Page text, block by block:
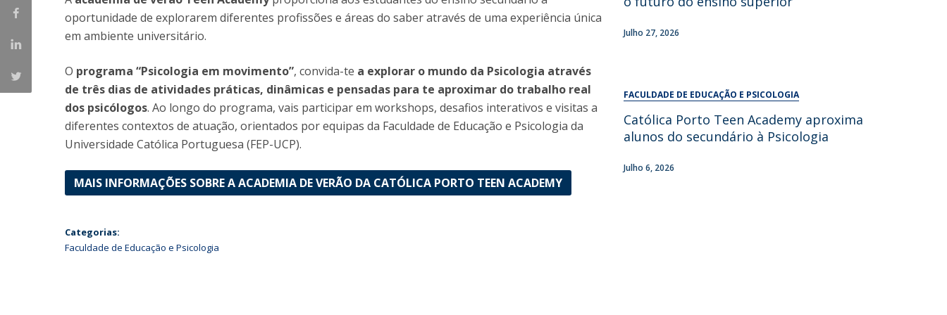
Research Centre for Human Development
Human Neurobehavioral Laboratory |
HNL
Educação
Iniciativas Nacionais
Alumni
UDIP
Segurança e Emergência
oportunidade de explorarem diferentes profissões e áreas do saber através de uma experiência única
em ambiente universitário.
O programa “Psicologia em movimento”, convida-te a explorar o mundo da Psicologia através
de três dias de atividades práticas, dinâmicas e pensadas para te aproximar do trabalho real
dos psicólogos. Ao longo do programa, vais participar em workshops, desafios interativos e visitas a
diferentes contextos de atuação, orientados por equipas da Faculdade de Educação e Psicologia da
Universidade Católica Portuguesa (FEP-UCP).
MAIS INFORMAÇÕES SOBRE A ACADEMIA DE VERÃO DA CATÓLICA PORTO TEEN ACADEMY
Categorias:
Faculdade de Educação e Psicologia
Julho 27, 2026
FACULDADE DE EDUCAÇÃO E PSICOLOGIA
Católica Porto Teen Academy aproxima
alunos do secundário à Psicologia
Julho 6, 2026